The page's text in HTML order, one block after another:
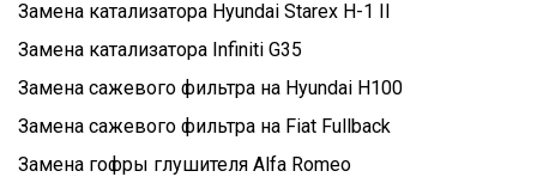
Замена катализатора Hyundai Starex H-1 II
Замена катализатора Infiniti G35
Замена сажевого фильтра на Hyundai H100
Замена сажевого фильтра на Fiat Fullback
Замена гофры глушителя Alfa Romeo